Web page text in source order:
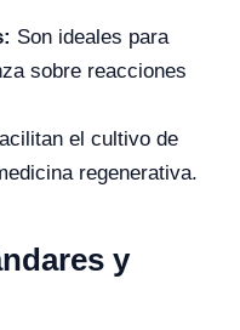
Son ideales para
sobre reacciones
el cultivo de
regenerativa.
y